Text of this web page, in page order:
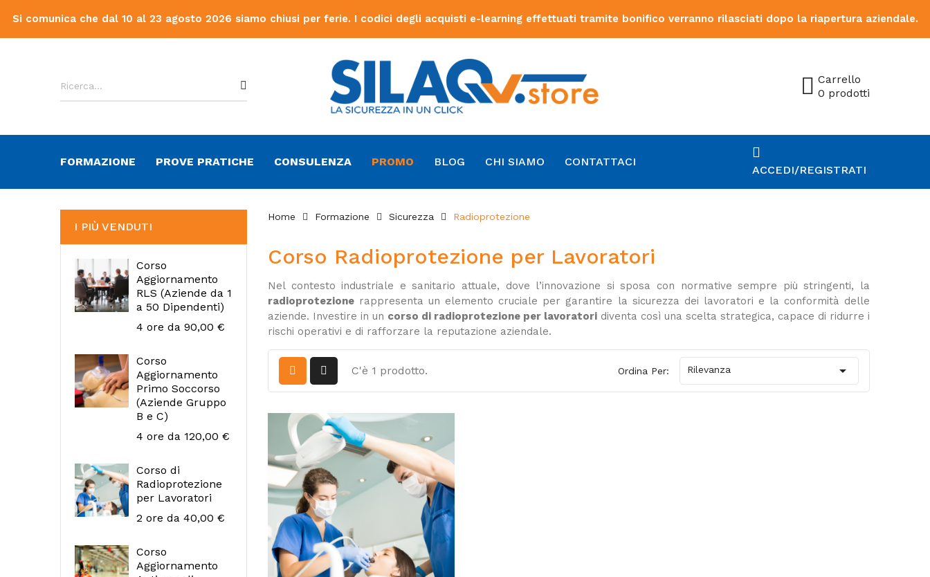
Si comunica che dal 10 al 23 agosto 2026 siamo chiusi per ferie. I codici degli acquisti e-learning effettuati tramite bonifico verranno rilasciati dopo la riapertura aziendale.
Carrello
0 prodotti
FORMAZIONE PROVE PRATICHE CONSULENZA PROMO BLOG CHI SIAMO CONTATTACI
ACCEDI/REGISTRATI
I PIÙ VENDUTI
Corso
Aggiornamento
RLS (Aziende da 1
a 50 Dipendenti)
Prezzo
4 ore da 90,00 €
Corso
Aggiornamento
Primo Soccorso
(Aziende Gruppo
B e C)
Prezzo
4 ore da 120,00 €
Corso di
Radioprotezione
per Lavoratori
Prezzo
2 ore da 40,00 €
Corso
Aggiornamento
Home Formazione Sicurezza Radioprotezione
Corso Radioprotezione per Lavoratori
Nel contesto industriale e sanitario attuale, dove l’innovazione si sposa con normative sempre più stringenti, la
radioprotezione rappresenta un elemento cruciale per garantire la sicurezza dei lavoratori e la conformità delle
aziende. Investire in un corso di radioprotezione per lavoratori diventa così una scelta strategica, capace di ridurre i
rischi operativi e di rafforzare la reputazione aziendale.
C'è 1 prodotto. Ordina Per: Rilevanza 